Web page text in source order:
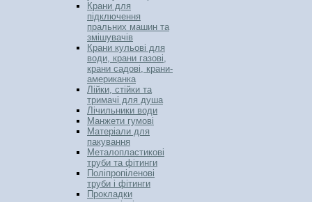
Крани для
підключення
пральних машин та
змішувачів
Крани кульові для
води, крани газові,
крани садові, крани-
американка
Лійки, стійки та
тримачі для душа
Лічильники води
Манжети гумові
Матеріали для
пакування
Металопластикові
труби та фітинги
Поліпропіленові
труби і фітинги
Прокладки